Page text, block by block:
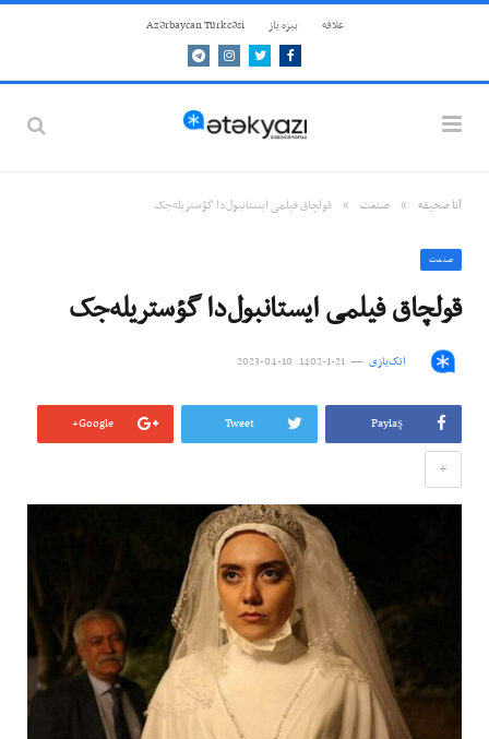
علاقه بيزه ياز Azərbaycan Türkcəsi
Facebook
Twitter
Instagram
Telegram
آنا صحيفه » صنعت » قولچاق فیلمی ایستانبول‌دا گؤستریله‌جک
صنعت
قولچاق فیلمی ایستانبول‌دا گؤستریله‌جک
اتک‌یازی 21-1-1402 10-04-2023
Paylaş
Tweet
Google+
+